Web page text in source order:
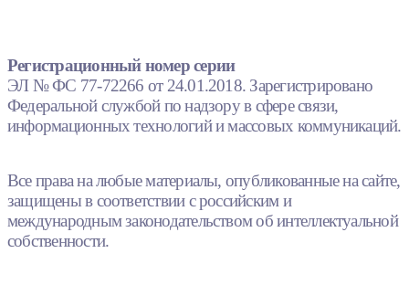
Регистрационный номер серии
ЭЛ № ФС 77-72266 от 24.01.2018. Зарегистрировано
Федеральной службой по надзору в сфере связи,
информационных технологий и массовых коммуникаций.
Все права на любые материалы, опубликованные на сайте,
защищены в соответствии с российским и
международным законодательством об интеллектуальной
собственности.